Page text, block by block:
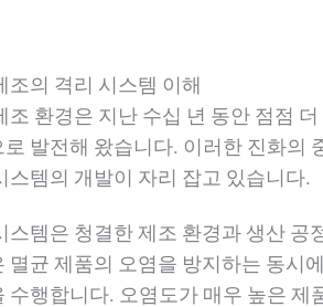
조의 격리 시스템 이해
조 환경은 지난 수십 년 동안 점점
로 발전해 왔습니다. 이러한 진화의
스템의 개발이 자리 잡고 있습니다.
스템은 청결한 제조 환경과 생산 공
멸균 제품의 오염을 방지하는 동시
수행합니다. 오염도가 매우 높은 제